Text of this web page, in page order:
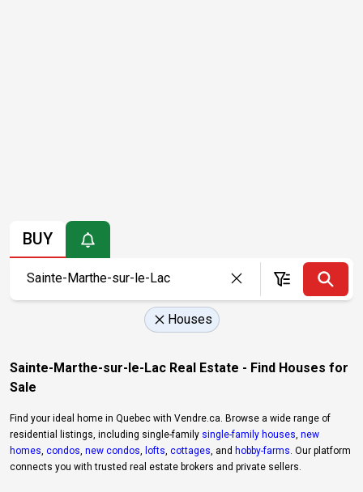
BUY
Houses
Sainte-Marthe-sur-le-Lac Real Estate - Find Houses for
Sale
Find your ideal home in Quebec with Vendre.ca. Browse a wide range of
residential listings, including single-family single-family houses new
homes condos new condos lofts cottages , and hobby-farms . Our platform
connects you with trusted real estate brokers and private sellers.